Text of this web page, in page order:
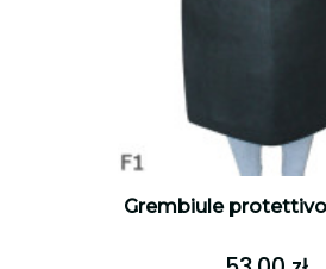
Grembiule protettivo